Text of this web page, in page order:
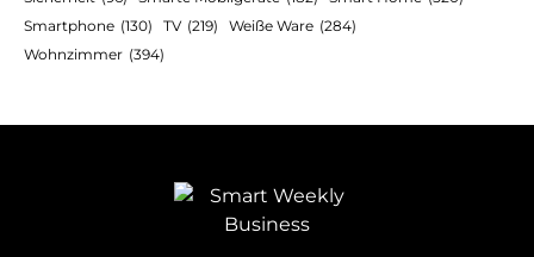
Smartphone (130) TV (219) Weiße Ware (284)
Wohnzimmer (394)